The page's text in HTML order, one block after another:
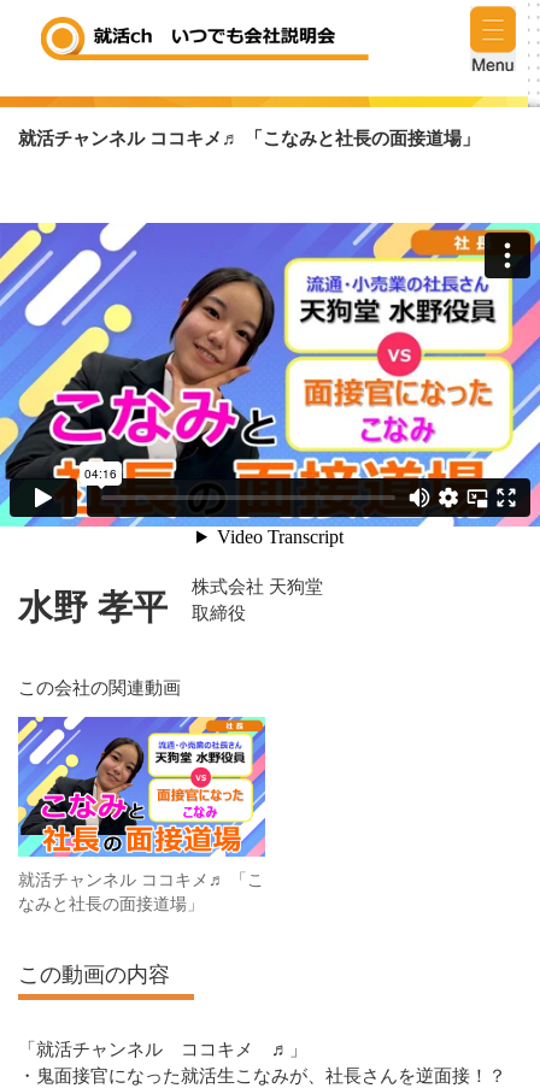
就活チャンネル ココキメ♬ 「こなみと社長の面接道場」
水野 孝平
株式会社 天狗堂
取締役
この会社の関連動画
就活チャンネル ココキメ♬ 「こ
なみと社長の面接道場」
この動画の内容
「就活チャンネル ココキメ ♬」
・鬼面接官になった就活生こなみが、社長さんを逆面接！？